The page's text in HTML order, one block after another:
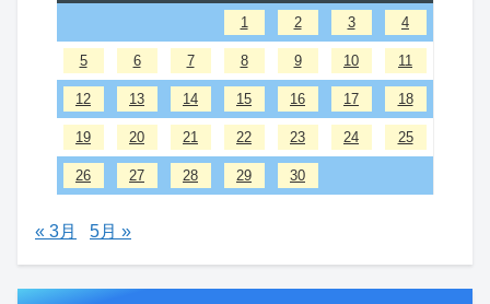
1 2 3 4
5 6 7 8 9 10 11
12 13 14 15 16 17 18
19 20 21 22 23 24 25
26 27 28 29 30
« 3月 5月 »